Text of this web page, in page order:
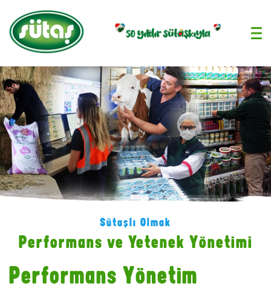
Sütaşlı Olmak
Performans ve Yetenek Yönetimi
Performans Yönetim